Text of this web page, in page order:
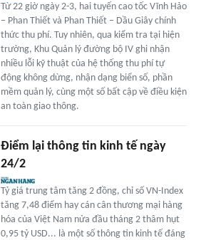
Từ 22 giờ ngày 2-3, hai tuyến cao tốc Vĩnh Hảo
– Phan Thiết và Phan Thiết – Dầu Giây chính
thức thu phí. Tuy nhiên, qua kiểm tra tại hiện
trường, Khu Quản lý đường bộ IV ghi nhận
nhiều lỗi kỹ thuật của hệ thống thu phí tự
động không dừng, nhận dạng biển số, phần
mềm quản lý, cùng một số bất cập về điều kiện
an toàn giao thông.
Điểm lại thông tin kinh tế ngày
24/2
Tỷ giá trung tâm tăng 2 đồng, chỉ số VN-Index
tăng 7,48 điểm hay cán cân thương mại hàng
hóa của Việt Nam nửa đầu tháng 2 thâm hụt
0,95 tỷ USD... là một số thông tin kinh tế đáng